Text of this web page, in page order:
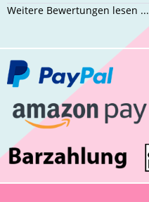
Weitere Bewertungen lesen ...